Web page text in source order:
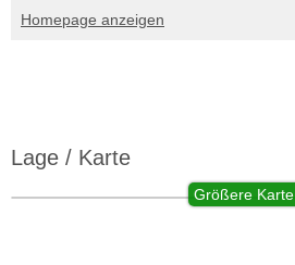
Homepage anzeigen
Lage / Karte
Größere